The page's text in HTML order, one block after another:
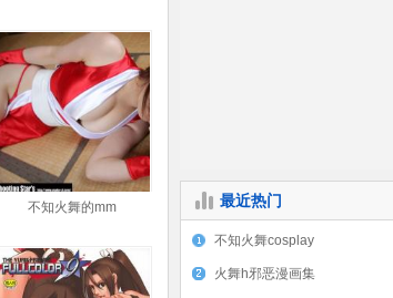
不知火舞的mm 最近热门
不知火舞cosplay
火舞h邪恶漫画集